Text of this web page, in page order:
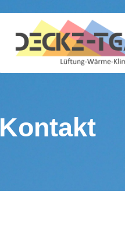
Kontakt